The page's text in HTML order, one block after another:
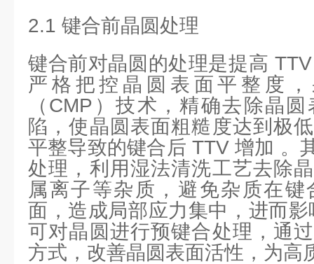
2.1 键合前晶圆处理
键合前对晶圆的处理是提高
严格把控晶圆表面平整度
（CMP）技术，精确去除晶
陷，使晶圆表面粗糙度达到极
平整导致的键合后 TTV 增加 。
处理，利用湿法清洗工艺去除
属离子等杂质，避免杂质在
面，造成局部应力集中，进而
可对晶圆进行预键合处理，通
方式，改善晶圆表面活性，为高